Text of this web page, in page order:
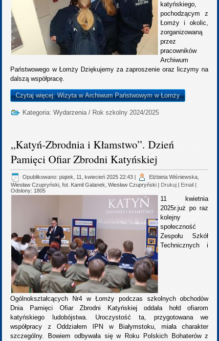
katyńskiego,
pochodzącym z
Łomży i okolic,
zorganizowaną
przez
pracowników
Archiwum
Państwowego w Łomży Dziękujemy za zaproszenie oraz liczymy na
dalszą współpracę.
Czytaj więcej: Wizyta w Archiwum Państwowym w Łomży
Kategoria:Wydarzenia / Rok szkolny 2024/2025
„Katyń-Zbrodnia i Kłamstwo”. Dzień
Pamięci Ofiar Zbrodni Katyńskiej
Opublikowano: piątek, 11, kwiecień 2025 22:43
Elżbieta Wiśniewska,
Wiesław Czupryński, fot. Kamil Galanek, Wiesław Czupryński
Drukuj Email
Odsłony: 1805
11 kwietnia
2025r.już po raz
kolejny
społeczność
Zespołu Szkół
Technicznych i
Ogólnokształcących Nr4 w Łomży podczas szkolnych obchodów
Dnia Pamięci Ofiar Zbrodni Katyńskiej oddała hołd ofiarom
katyńskiego ludobójstwa. Uroczystość ta, przygotowana we
współpracy z Oddziałem IPN w Białymstoku, miała charakter
szczególny. Bowiem odbywała się w Roku Polskich Bohaterów z